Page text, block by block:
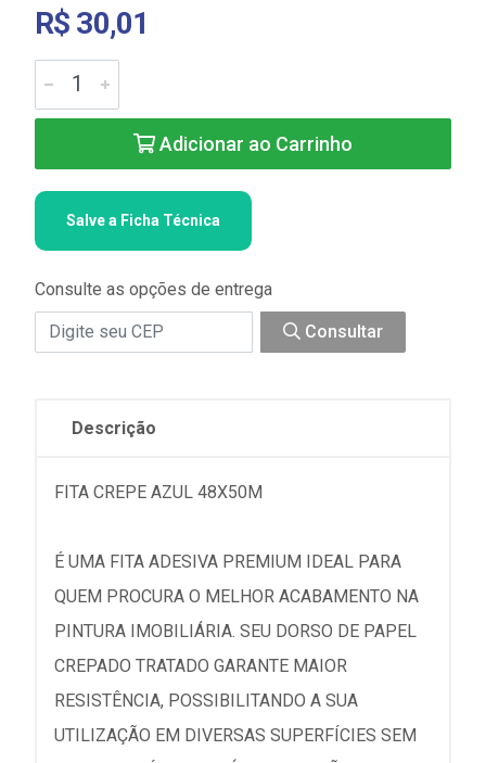
R$ 30,01
Adicionar ao Carrinho
Salve a Ficha Técnica
Consulte as opções de entrega
Consultar
Descrição
FITA CREPE AZUL 48X50M
É UMA FITA ADESIVA PREMIUM IDEAL PARA
QUEM PROCURA O MELHOR ACABAMENTO NA
PINTURA IMOBILIÁRIA. SEU DORSO DE PAPEL
CREPADO TRATADO GARANTE MAIOR
RESISTÊNCIA, POSSIBILITANDO A SUA
UTILIZAÇÃO EM DIVERSAS SUPERFÍCIES SEM